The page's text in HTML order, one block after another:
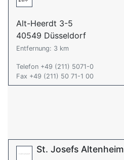
Alt-Heerdt 3-5
40549 Düsseldorf
Entfernung: 3 km
Telefon +49 (211) 5071-0
Fax +49 (211) 50 71-1 00
St. Josefs Altenheim